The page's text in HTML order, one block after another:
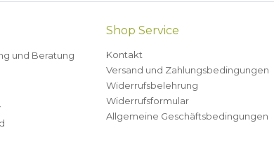
und Beratung
Shop Service
Kontakt
Versand und Zahlungsbedingungen
Widerrufsbelehrung
Widerrufsformular
Allgemeine Geschäftsbedingungen